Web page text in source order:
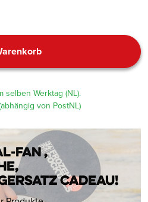
Werktag (NL).
von PostNL)
Fan ,
cadeau!